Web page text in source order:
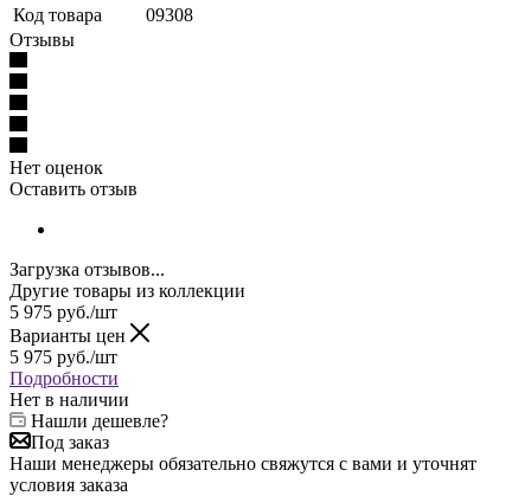
Код товара
09308
Отзывы
Нет оценок
Оставить отзыв
Загрузка отзывов...
Другие товары из коллекции
5 975 руб./шт
Варианты цен
5 975 руб./шт
Подробности
Нет в наличии
Нашли дешевле?
Под заказ
Наши менеджеры обязательно свяжутся с вами и уточнят
условия заказа